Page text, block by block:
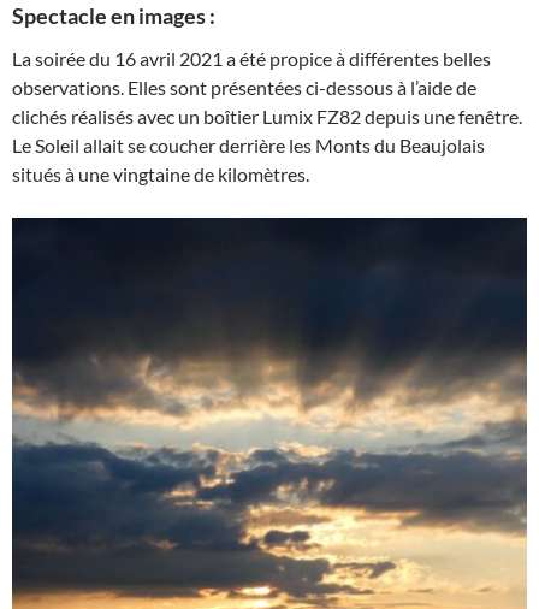
Spectacle en images :
La soirée du 16 avril 2021 a été propice à différentes belles
observations. Elles sont présentées ci-dessous à l’aide de
clichés réalisés avec un boîtier Lumix FZ82 depuis une fenêtre.
Le Soleil allait se coucher derrière les Monts du Beaujolais
situés à une vingtaine de kilomètres.